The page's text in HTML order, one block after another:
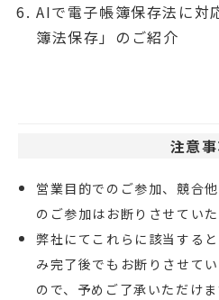
AIで電子帳簿保存法に対
簿法保存」のご紹介
注意
営業目的でのご参加、競合
のご参加はお断りさせていた
弊社にてこれらに該当する
み完了後でもお断りさせて
ので、予めご了承いただけ